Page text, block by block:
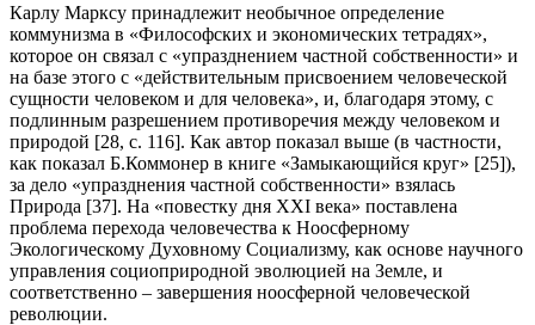
Карлу Марксу принадлежит необычное определение
коммунизма в «Философских и экономических тетрадях»,
которое он связал с «упразднением частной собственности» и
на базе этого с «действительным присвоением человеческой
сущности человеком и для человека», и, благодаря этому, с
подлинным разрешением противоречия между человеком и
природой [28, с. 116]. Как автор показал выше (в частности,
как показал Б.Коммонер в книге «Замыкающийся круг» [25]),
за дело «упразднения частной собственности» взялась
Природа [37]. На «повестку дня XXI века» поставлена
проблема перехода человечества к Ноосферному
Экологическому Духовному Социализму, как основе научного
управления социоприродной эволюцией на Земле, и
соответственно – завершения ноосферной человеческой
революции.